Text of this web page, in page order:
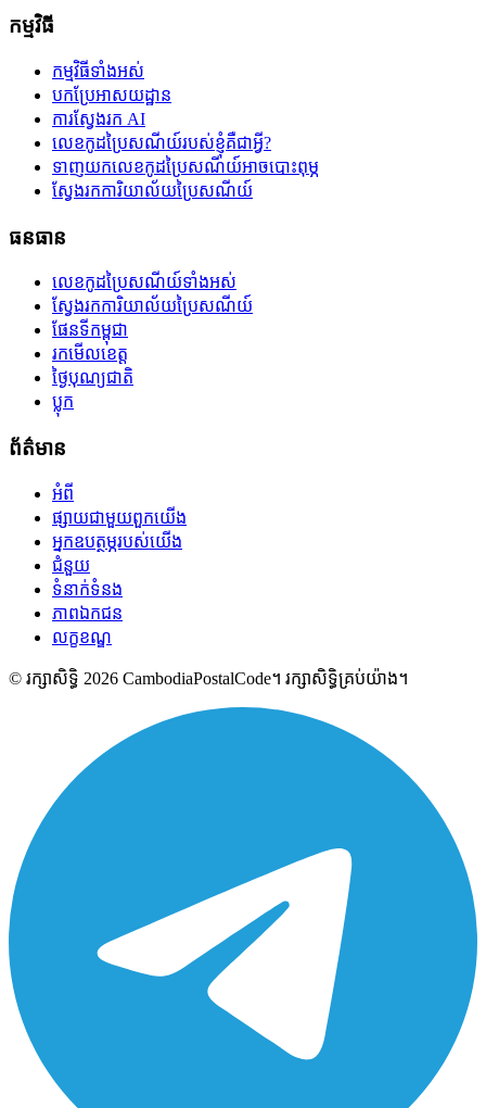
កម្មវិធី
កម្មវិធីទាំងអស់
បកប្រែអាសយដ្ឋាន
ការស្វែងរក AI
លេខកូដប្រៃសណីយ៍របស់ខ្ញុំគឺជាអ្វី?
ទាញយកលេខកូដប្រៃសណីយ៍អាចបោះពុម្ភ
ស្វែងរកការិយាល័យប្រៃសណីយ៍
ធនធាន
លេខកូដប្រៃសណីយ៍ទាំងអស់
ស្វែងរកការិយាល័យប្រៃសណីយ៍
ផែនទីកម្ពុជា
រកមើលខេត្ត
ថ្ងៃបុណ្យជាតិ
ប្លុក
ព័ត៌មាន
អំពី
ផ្សាយជាមួយពួកយើង
អ្នកឧបត្ថម្ភរបស់យើង
ជំនួយ
ទំនាក់ទំនង
ភាពឯកជន
លក្ខខណ្ឌ
© រក្សាសិទ្ធិ 2026 CambodiaPostalCode។ រក្សាសិទ្ធិគ្រប់យ៉ាង។